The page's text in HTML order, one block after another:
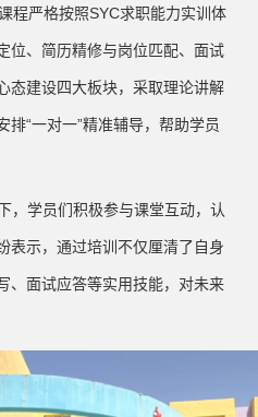
程严格按照SYC求职能力实训体
位、简历精修与岗位匹配、面试
态建设四大板块，采取理论讲解
“一对一”精准辅导，帮助学员
，学员们积极参与课堂互动，认
表示，通过培训不仅厘清了自身
、面试应答等实用技能，对未来